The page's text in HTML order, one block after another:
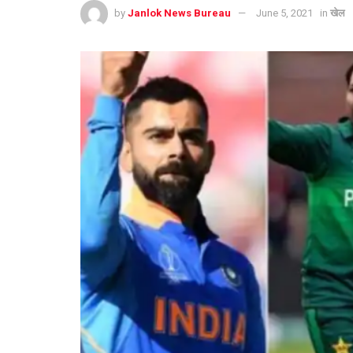
by Janlok News Bureau June 5, 2021 in खेल